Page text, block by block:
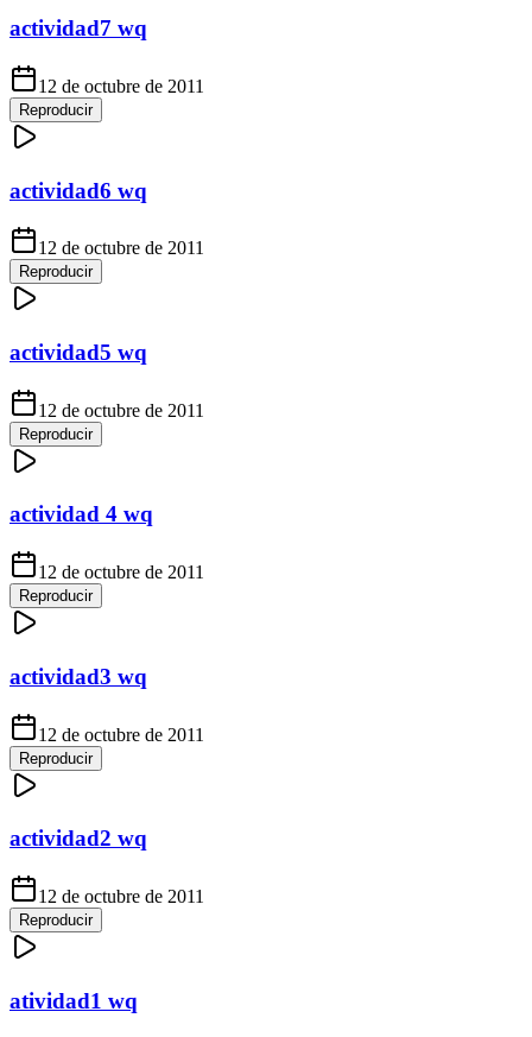
actividad7 wq
12 de octubre de 2011
Reproducir
actividad6 wq
12 de octubre de 2011
Reproducir
actividad5 wq
12 de octubre de 2011
Reproducir
actividad 4 wq
12 de octubre de 2011
Reproducir
actividad3 wq
12 de octubre de 2011
Reproducir
actividad2 wq
12 de octubre de 2011
Reproducir
atividad1 wq